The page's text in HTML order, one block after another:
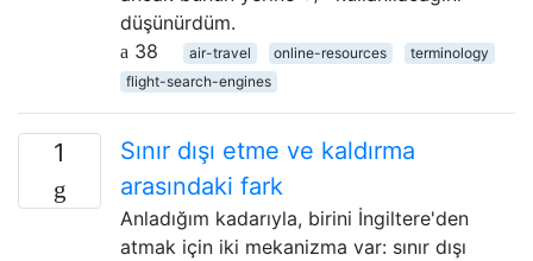
düşünürdüm.
38
air-travel online-resources
terminology
flight-search-engines
1
Sınır dışı etme ve kaldırma
arasındaki fark
Anladığım kadarıyla, birini İngiltere'den
atmak için iki mekanizma var: sınır dışı